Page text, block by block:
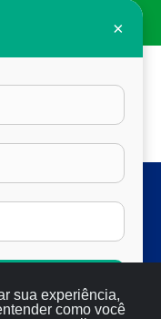
sua experiência,
como você
ÚTEIS
×